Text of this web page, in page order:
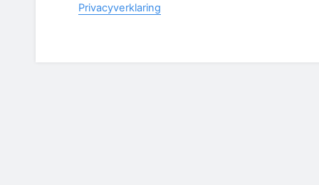
Privacyverklaring